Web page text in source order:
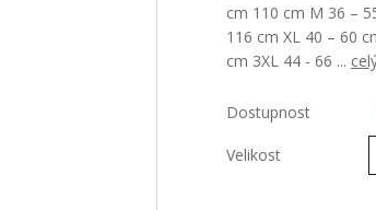
cm 110 cm M 36 –
116 cm XL 40 – 60
cm 3XL 44 - 66 ...
Dostupnost
Velikost